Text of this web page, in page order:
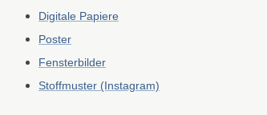
Digitale Papiere
Poster
Fensterbilder
Stoffmuster (Instagram)